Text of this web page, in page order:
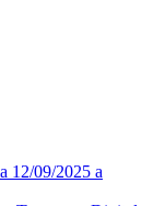
12/09/2025 a